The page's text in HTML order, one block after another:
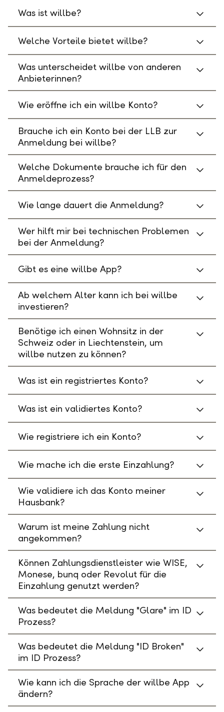
Was ist willbe?
Welche Vorteile bietet willbe?
Was unterscheidet willbe von anderen
Anbieterinnen?
Wie eröffne ich ein willbe Konto?
Brauche ich ein Konto bei der LLB zur
Anmeldung bei willbe?
Welche Dokumente brauche ich für den
Anmeldeprozess?
Wie lange dauert die Anmeldung?
Wer hilft mir bei technischen Problemen
bei der Anmeldung?
Gibt es eine willbe App?
Ab welchem Alter kann ich bei willbe
investieren?
Benötige ich einen Wohnsitz in der
Schweiz oder in Liechtenstein, um
willbe nutzen zu können?
Was ist ein registriertes Konto?
Was ist ein validiertes Konto?
Wie registriere ich ein Konto?
Wie mache ich die erste Einzahlung?
Wie validiere ich das Konto meiner
Hausbank?
Warum ist meine Zahlung nicht
angekommen?
Können Zahlungsdienstleister wie WISE,
Monese, bunq oder Revolut für die
Einzahlung genutzt werden?
Was bedeutet die Meldung "Glare" im ID
Prozess?
Was bedeutet die Meldung "ID Broken"
im ID Prozess?
Wie kann ich die Sprache der willbe App
ändern?